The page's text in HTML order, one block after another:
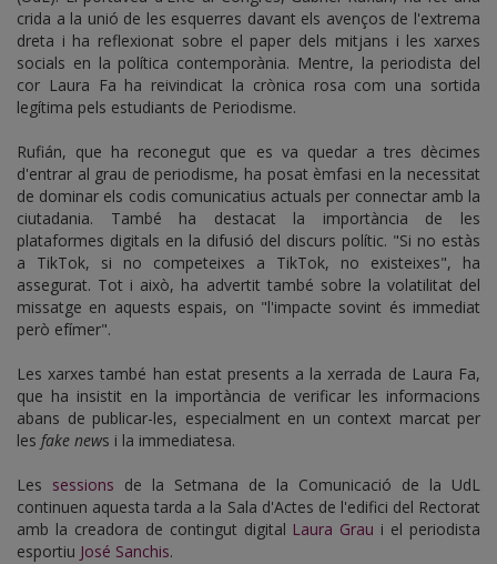
crida a la unió de les esquerres davant els avenços de l'extrema
dreta i ha reflexionat sobre el paper dels mitjans i les xarxes
socials en la política contemporània. Mentre, la periodista del
cor Laura Fa ha reivindicat la crònica rosa com una sortida
legítima pels estudiants de Periodisme.
Rufián, que ha reconegut que es va quedar a tres dècimes
d'entrar al grau de periodisme, ha posat èmfasi en la necessitat
de dominar els codis comunicatius actuals per connectar amb la
ciutadania. També ha destacat la importància de les
plataformes digitals en la difusió del discurs polític. "Si no estàs
a TikTok, si no competeixes a TikTok, no existeixes", ha
assegurat. Tot i això, ha advertit també sobre la volatilitat del
missatge en aquests espais, on "l'impacte sovint és immediat
però efímer".
Les xarxes també han estat presents a la xerrada de Laura Fa,
que ha insistit en la importància de verificar les informacions
abans de publicar-les, especialment en un context marcat per
les fake news i la immediatesa.
Les sessions de la Setmana de la Comunicació de la UdL
continuen aquesta tarda a la Sala d'Actes de l'edifici del Rectorat
amb la creadora de contingut digital Laura Grau i el periodista
esportiu José Sanchis.